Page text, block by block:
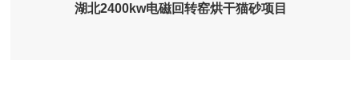
湖北2400kw电磁回转窑烘干猫砂项目